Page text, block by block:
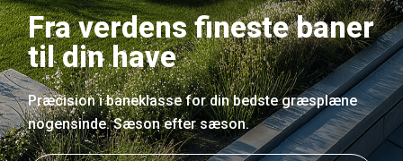
Fra verdens fineste baner
til din have
Præcision i baneklasse for din bedste græsplæne
nogensinde. Sæson efter sæson.